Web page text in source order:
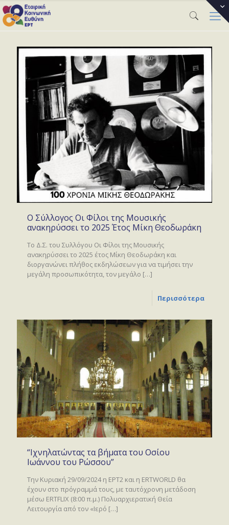
Ο Σύλλογος Οι Φίλοι της Μουσικής
ανακηρύσσει το 2025 Έτος Μίκη Θεοδωράκη
Το Δ.Σ. του Συλλόγου Οι Φίλοι της Μουσικής
ανακηρύσσει το 2025 έτος Μίκη Θεοδωράκη και
διοργανώνει πλήθος εκδηλώσεων για να τιμήσει την
μεγάλη προσωπικότητα, τον μεγάλο […]
Περισσότερα
“Ιχνηλατώντας τα βήματα του Οσίου
Ιωάννου του Ρώσσου”
Την Κυριακή 29/09/2024 η ΕΡΤ2 και η ERTWORLD θα
έχουν στο πρόγραμμά τους, με ταυτόχρονη μετάδοση
μέσω ERTFLIX (8:00 π.μ.) Πολυαρχιερατική Θεία
Λειτουργία από τον «Ιερό […]